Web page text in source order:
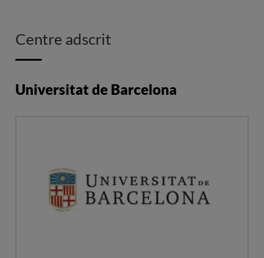
Centre adscrit
Universitat de Barcelona